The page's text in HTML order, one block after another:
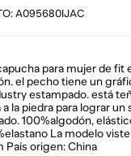
: A095680IJAC
para mujer de fit
el pecho tiene un
estampado. está
a la piedra para lograr un
100%algodón,
La modelo
País origen: China